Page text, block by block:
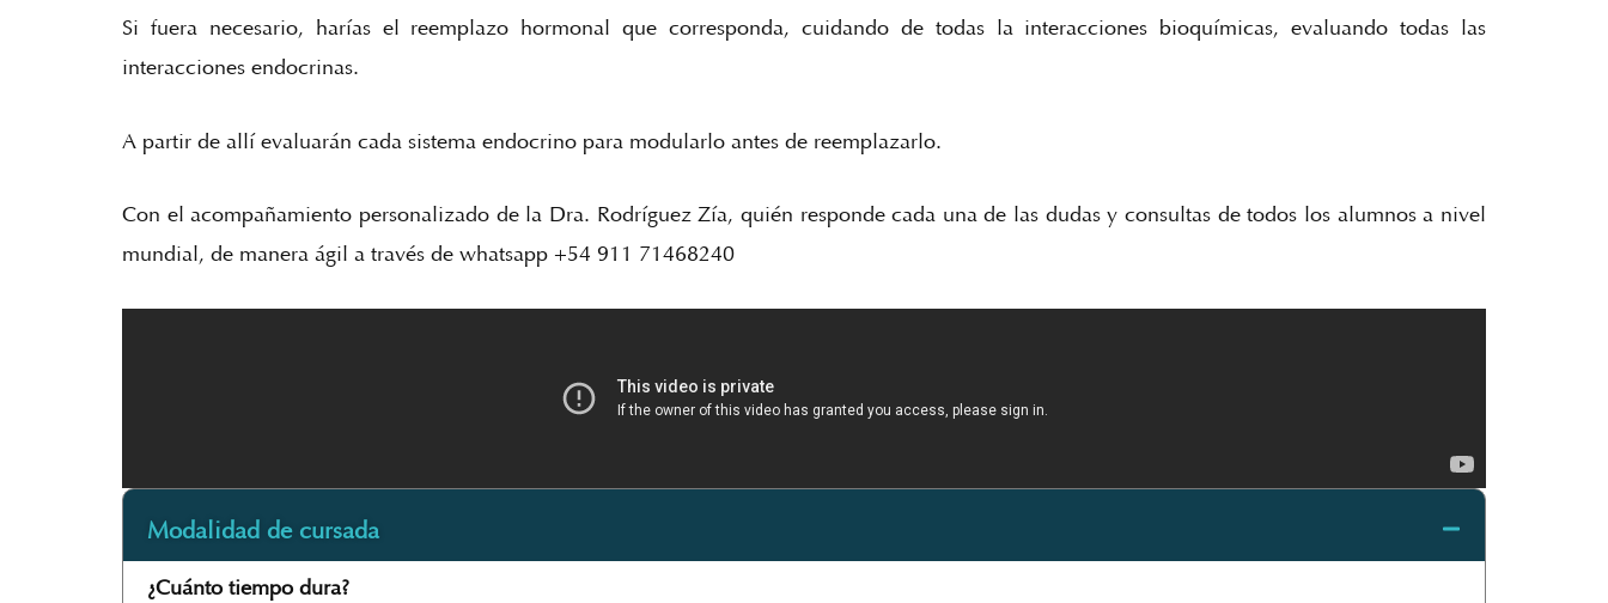
Si fuera necesario, harías el reemplazo hormonal que corresponda, cuidando de todas la interacciones bioquímicas, evaluando todas las
interacciones endocrinas.
A partir de allí evaluarán cada sistema endocrino para modularlo antes de reemplazarlo.
Con el acompañamiento personalizado de la Dra. Rodríguez Zía, quién responde cada una de las dudas y consultas de todos los alumnos a nivel
mundial, de manera ágil a través de whatsapp +54 911 71468240
Modalidad de cursada
¿Cuánto tiempo dura?